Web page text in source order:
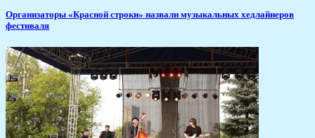
​Организаторы «Красной строки» назвали музыкальных хедлайнеров
фестиваля